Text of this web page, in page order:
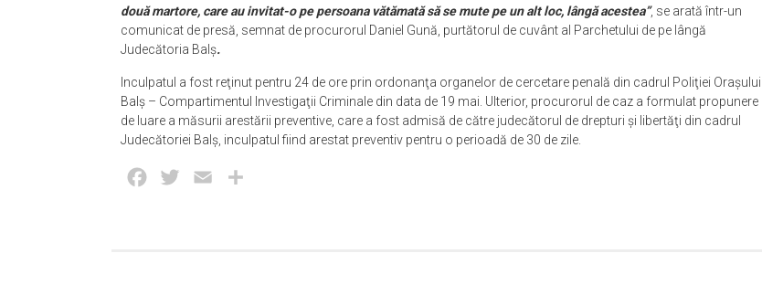
două martore, care au invitat-o pe persoana vătămată să se mute pe un alt loc, lângă acestea”, se arată într-un
comunicat de presă, semnat de procurorul Daniel Gună, purtătorul de cuvânt al Parchetului de pe lângă
Judecătoria Balș.
Inculpatul a fost reţinut pentru 24 de ore prin ordonanţa organelor de cercetare penală din cadrul Poliţiei Oraşului
Balş – Compartimentul Investigaţii Criminale din data de 19 mai. Ulterior, procurorul de caz a formulat propunere
de luare a măsurii arestării preventive, care a fost admisă de către judecătorul de drepturi şi libertăţi din cadrul
Judecătoriei Balş, inculpatul fiind arestat preventiv pentru o perioadă de 30 de zile.
Facebook
Twitter Email